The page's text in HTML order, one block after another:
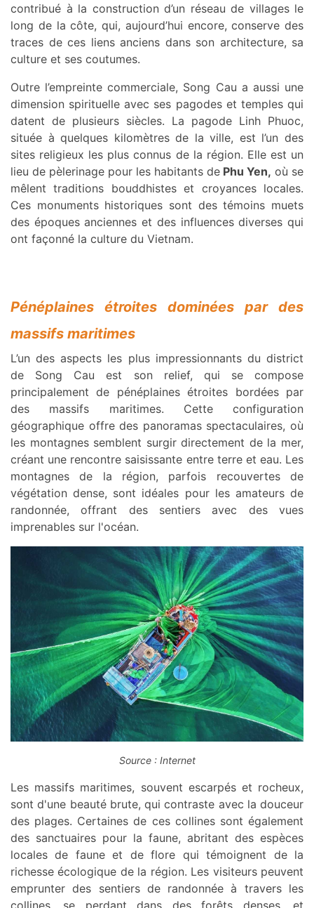
contribué à la construction d’un réseau de villages le
long de la côte, qui, aujourd’hui encore, conserve des
traces de ces liens anciens dans son architecture, sa
culture et ses coutumes.
Outre l’empreinte commerciale, Song Cau a aussi une
dimension spirituelle avec ses pagodes et temples qui
datent de plusieurs siècles. La pagode Linh Phuoc,
située à quelques kilomètres de la ville, est l’un des
sites religieux les plus connus de la région. Elle est un
lieu de pèlerinage pour les habitants de Phu Yen, où se
mêlent traditions bouddhistes et croyances locales.
Ces monuments historiques sont des témoins muets
des époques anciennes et des influences diverses qui
ont façonné la culture du Vietnam.
Pénéplaines étroites dominées par des
massifs maritimes
L’un des aspects les plus impressionnants du district
de Song Cau est son relief, qui se compose
principalement de pénéplaines étroites bordées par
des massifs maritimes. Cette configuration
géographique offre des panoramas spectaculaires, où
les montagnes semblent surgir directement de la mer,
créant une rencontre saisissante entre terre et eau. Les
montagnes de la région, parfois recouvertes de
végétation dense, sont idéales pour les amateurs de
randonnée, offrant des sentiers avec des vues
imprenables sur l'océan.
Source : Internet
Les massifs maritimes, souvent escarpés et rocheux,
sont d'une beauté brute, qui contraste avec la douceur
des plages. Certaines de ces collines sont également
des sanctuaires pour la faune, abritant des espèces
locales de faune et de flore qui témoignent de la
richesse écologique de la région. Les visiteurs peuvent
emprunter des sentiers de randonnée à travers les
collines, se perdant dans des forêts denses, et